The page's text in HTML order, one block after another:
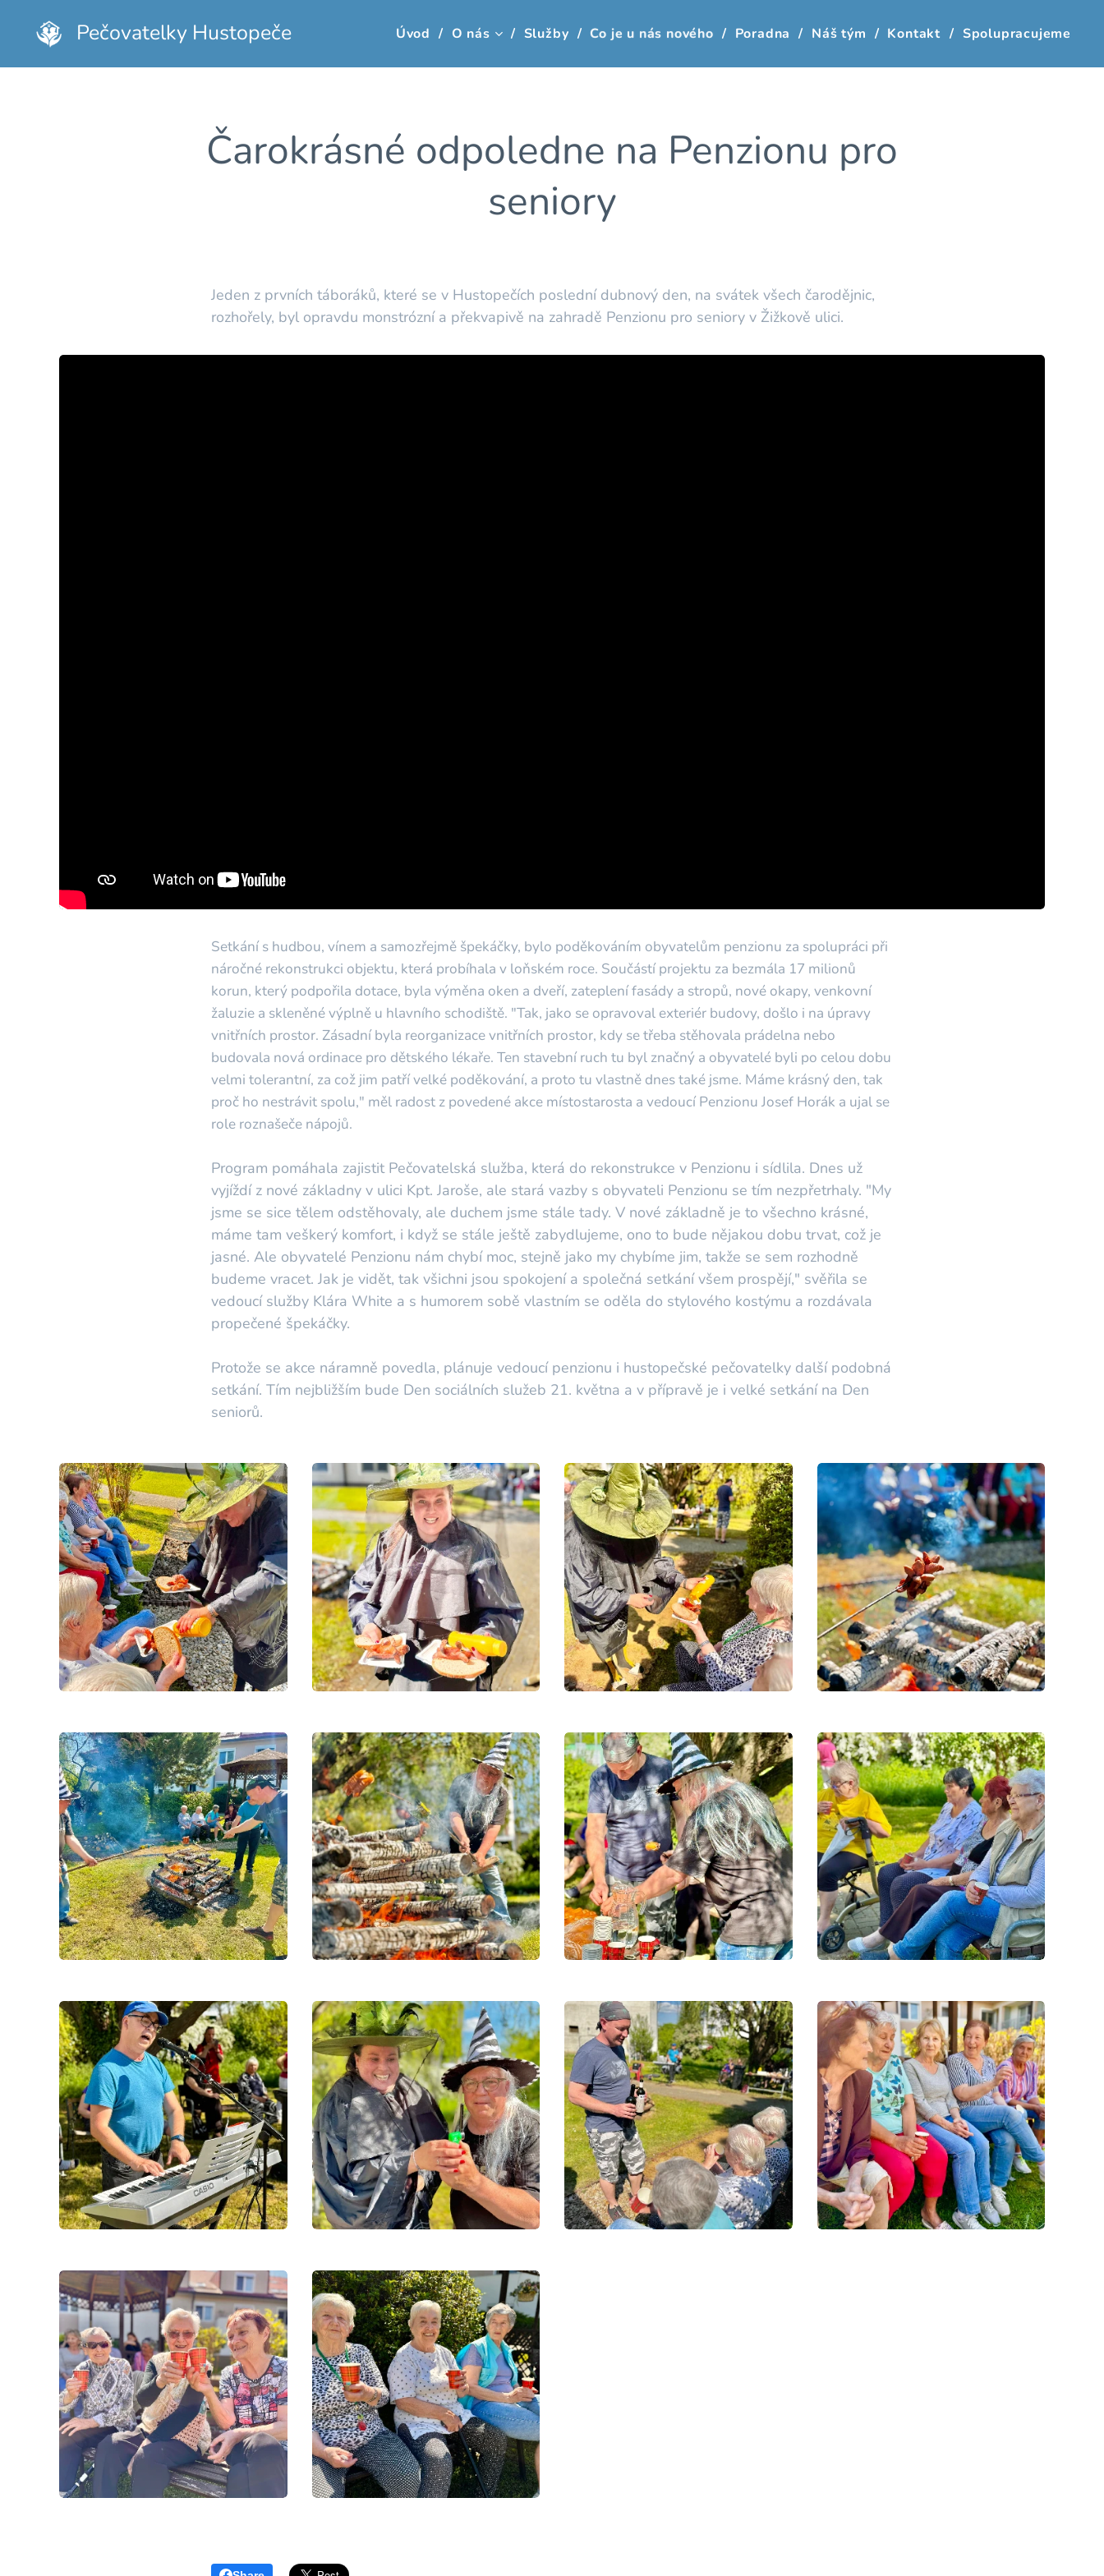
Pečovatelky Hustopeče Úvod O nás Služby Co je u nás nového Poradna Náš tým Kontakt Spolupracujeme
Čarokrásné odpoledne na Penzionu pro
seniory
Jeden z prvních táboráků, které se v Hustopečích poslední dubnový den, na svátek všech čarodějnic,
rozhořely, byl opravdu monstrózní a překvapivě na zahradě Penzionu pro seniory v Žižkově ulici.
Setkání s hudbou, vínem a samozřejmě špekáčky, bylo poděkováním obyvatelům penzionu za spolupráci při
náročné rekonstrukci objektu, která probíhala v loňském roce. Součástí projektu za bezmála 17 milionů
korun, který podpořila dotace, byla výměna oken a dveří, zateplení fasády a stropů, nové okapy, venkovní
žaluzie a skleněné výplně u hlavního schodiště. "Tak, jako se opravoval exteriér budovy, došlo i na úpravy
vnitřních prostor. Zásadní byla reorganizace vnitřních prostor, kdy se třeba stěhovala prádelna nebo
budovala nová ordinace pro dětského lékaře. Ten stavební ruch tu byl značný a obyvatelé byli po celou dobu
velmi tolerantní, za což jim patří velké poděkování, a proto tu vlastně dnes také jsme. Máme krásný den, tak
proč ho nestrávit spolu," měl radost z povedené akce místostarosta a vedoucí Penzionu Josef Horák a ujal se
role roznašeče nápojů.
Program pomáhala zajistit Pečovatelská služba, která do rekonstrukce v Penzionu i sídlila. Dnes už
vyjíždí z nové základny v ulici Kpt. Jaroše, ale stará vazby s obyvateli Penzionu se tím nezpřetrhaly. "My
jsme se sice tělem odstěhovaly, ale duchem jsme stále tady. V nové základně je to všechno krásné,
máme tam veškerý komfort, i když se stále ještě zabydlujeme, ono to bude nějakou dobu trvat, což je
jasné. Ale obyvatelé Penzionu nám chybí moc, stejně jako my chybíme jim, takže se sem rozhodně
budeme vracet. Jak je vidět, tak všichni jsou spokojení a společná setkání všem prospějí," svěřila se
vedoucí služby Klára White a s humorem sobě vlastním se oděla do stylového kostýmu a rozdávala
propečené špekáčky.
Protože se akce náramně povedla, plánuje vedoucí penzionu i hustopečské pečovatelky další podobná
setkání. Tím nejbližším bude Den sociálních služeb 21. května a v přípravě je i velké setkání na Den
seniorů.